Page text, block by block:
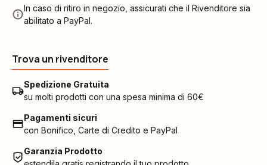
In caso di ritiro in negozio, assicurati che il Rivenditore sia
abilitato a PayPal.
Trova un rivenditore
Spedizione Gratuita
su molti prodotti con una spesa minima di 60€
Pagamenti sicuri
con Bonifico, Carte di Credito e PayPal
Garanzia Prodotto